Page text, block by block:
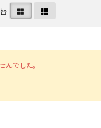
でした。